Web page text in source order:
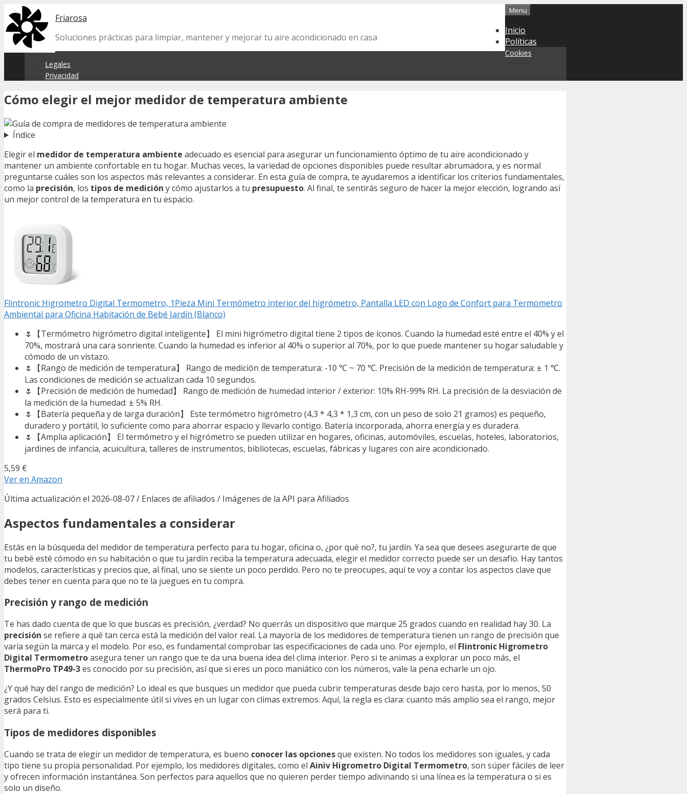
to
content
Friarosa
Soluciones prácticas para limpiar, mantener y mejorar tu aire acondicionado en casa
Menu
Inicio
Políticas
Cookies
Legales
Privacidad
Cómo elegir el mejor medidor de temperatura ambiente
Índice
Elegir el medidor de temperatura ambiente adecuado es esencial para asegurar un funcionamiento óptimo de tu aire acondicionado y
mantener un ambiente confortable en tu hogar. Muchas veces, la variedad de opciones disponibles puede resultar abrumadora, y es normal
preguntarse cuáles son los aspectos más relevantes a considerar. En esta guía de compra, te ayudaremos a identificar los criterios fundamentales,
como la precisión, los tipos de medición y cómo ajustarlos a tu presupuesto. Al final, te sentirás seguro de hacer la mejor elección, logrando así
un mejor control de la temperatura en tu espacio.
Flintronic Higrometro Digital Termometro, 1Pieza Mini Termómetro interior del higrómetro, Pantalla LED con Logo de Confort para Termometro
Ambiental para Oficina Habitación de Bebé Jardín (Blanco)
🌷【Termómetro higrómetro digital inteligente】 El mini higrómetro digital tiene 2 tipos de íconos. Cuando la humedad esté entre el 40% y el
70%, mostrará una cara sonriente. Cuando la humedad es inferior al 40% o superior al 70%, por lo que puede mantener su hogar saludable y
cómodo de un vistazo.
🌷【Rango de medición de temperatura】 Rango de medición de temperatura: -10 ℃ ~ 70 ℃. Precisión de la medición de temperatura: ± 1 ℃.
Las condiciones de medición se actualizan cada 10 segundos.
🌷【Precisión de medición de humedad】 Rango de medición de humedad interior / exterior: 10% RH-99% RH. La precisión de la desviación de
la medición de la humedad: ± 5% RH.
🌷【Batería pequeña y de larga duración】 Este termómetro higrómetro (4,3 * 4,3 * 1,3 cm, con un peso de solo 21 gramos) es pequeño,
duradero y portátil, lo suficiente como para ahorrar espacio y llevarlo contigo. Batería incorporada, ahorra energía y es duradera.
🌷【Amplia aplicación】 El termómetro y el higrómetro se pueden utilizar en hogares, oficinas, automóviles, escuelas, hoteles, laboratorios,
jardines de infancia, acuicultura, talleres de instrumentos, bibliotecas, escuelas, fábricas y lugares con aire acondicionado.
5,59 €
Ver en Amazon
Última actualización el 2026-08-07 / Enlaces de afiliados / Imágenes de la API para Afiliados
Aspectos fundamentales a considerar
Estás en la búsqueda del medidor de temperatura perfecto para tu hogar, oficina o, ¿por qué no?, tu jardín. Ya sea que desees asegurarte de que
tu bebé esté cómodo en su habitación o que tu jardín reciba la temperatura adecuada, elegir el medidor correcto puede ser un desafío. Hay tantos
modelos, características y precios que, al final, uno se siente un poco perdido. Pero no te preocupes, aquí te voy a contar los aspectos clave que
debes tener en cuenta para que no te la juegues en tu compra.
Precisión y rango de medición
Te has dado cuenta de que lo que buscas es precisión, ¿verdad? No querrás un dispositivo que marque 25 grados cuando en realidad hay 30. La
precisión se refiere a qué tan cerca está la medición del valor real. La mayoría de los medidores de temperatura tienen un rango de precisión que
varía según la marca y el modelo. Por eso, es fundamental comprobar las especificaciones de cada uno. Por ejemplo, el Flintronic Higrometro
Digital Termometroasegura tener un rango que te da una buena idea del clima interior. Pero si te animas a explorar un poco más, el
ThermoPro TP49-3es conocido por su precisión, así que si eres un poco maniático con los números, vale la pena echarle un ojo.
¿Y qué hay del rango de medición? Lo ideal es que busques un medidor que pueda cubrir temperaturas desde bajo cero hasta, por lo menos, 50
grados Celsius. Esto es especialmente útil si vives en un lugar con climas extremos. Aquí, la regla es clara: cuanto más amplio sea el rango, mejor
será para ti.
Tipos de medidores disponibles
Cuando se trata de elegir un medidor de temperatura, es bueno conocer las opcionesque existen. No todos los medidores son iguales, y cada
tipo tiene su propia personalidad. Por ejemplo, los medidores digitales, como el Ainiv Higrometro Digital Termometro, son súper fáciles de leer
y ofrecen información instantánea. Son perfectos para aquellos que no quieren perder tiempo adivinando si una línea es la temperatura o si es
solo un diseño.